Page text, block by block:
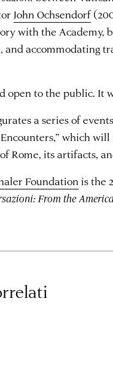
John Ochsendorf
with the Academy,
and accommodating
open to the public. It
a series of
which
Rome, its artifacts,
Foundation is the
From the